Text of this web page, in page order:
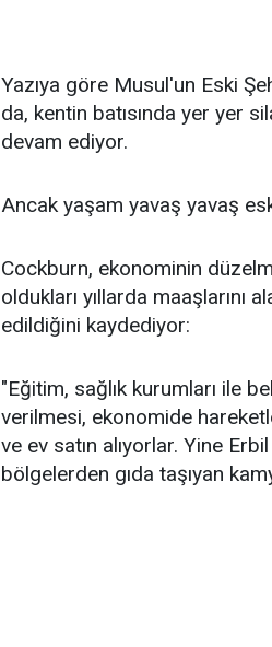
Yazıya göre Musul'un Eski
da, kentin batısında yer yer
devam ediyor.
Ancak yaşam yavaş yavaş
Cockburn, ekonominin
oldukları yıllarda maaşlarını
edildiğini kaydediyor:
"Eğitim, sağlık kurumları ile
verilmesi, ekonomide
ve ev satın alıyorlar. Yine
bölgelerden gıda taşıyan